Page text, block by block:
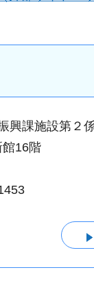
興課施設第２
16階